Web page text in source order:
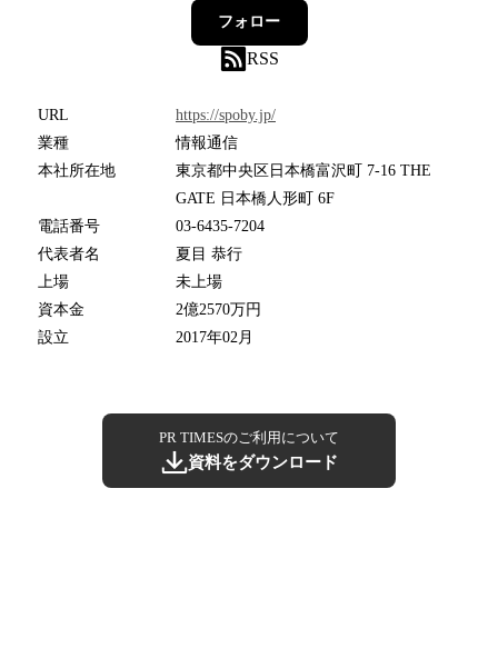
フォロー
RSS
URL
https://spoby.jp/
業種
情報通信
本社所在地
東京都中央区日本橋富沢町 7-16 THE
GATE 日本橋人形町 6F
電話番号
03-6435-7204
代表者名
夏目 恭行
上場
未上場
資本金
2億2570万円
設立
2017年02月
PR TIMESのご利用について
資料をダウンロード